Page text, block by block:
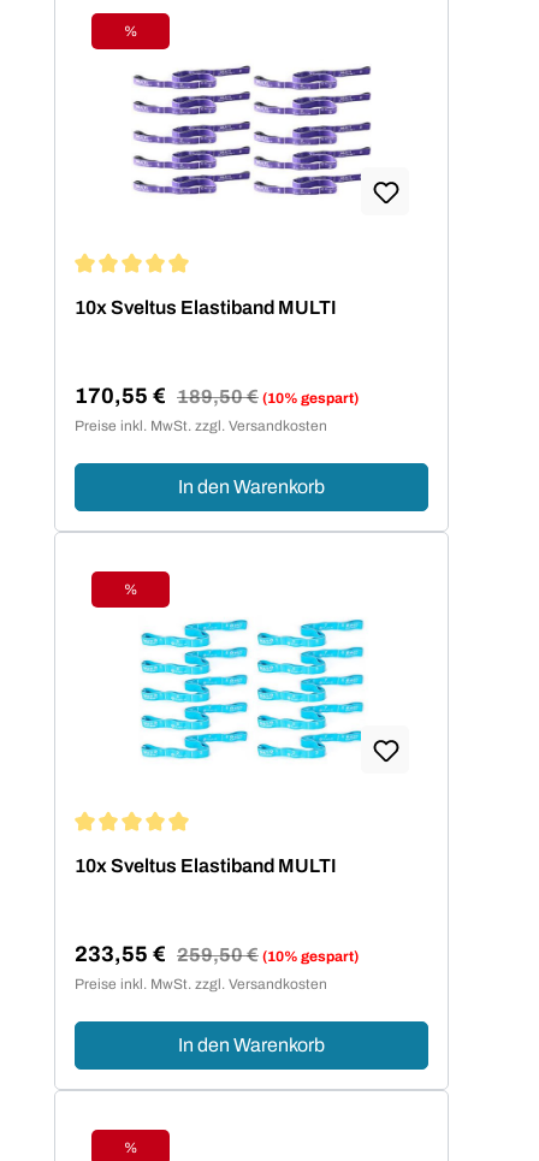
Rabatt
%
10x Sveltus Elastiband MULTI
Verkaufspreis:
170,55 € Regulärer Preis:
189,50 € (10% gespart)
Preise inkl. MwSt. zzgl. Versandkosten
In den Warenkorb
Rabatt
%
10x Sveltus Elastiband MULTI
Verkaufspreis:
233,55 € Regulärer Preis:
259,50 € (10% gespart)
Preise inkl. MwSt. zzgl. Versandkosten
In den Warenkorb
%